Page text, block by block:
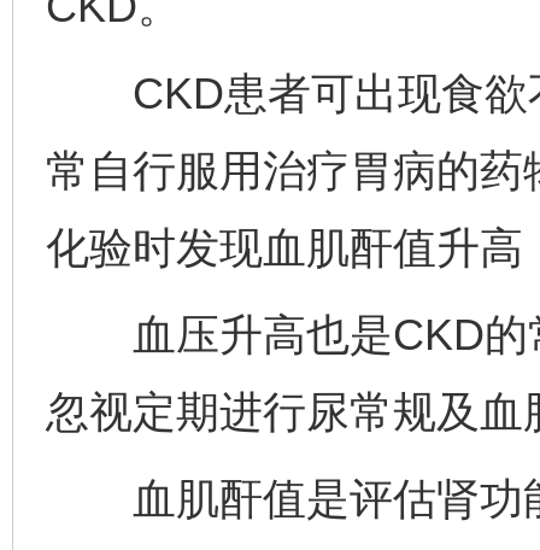
CKD患者可出现食欲
常自行服用治疗胃病的
化验时发现血肌酐值升
血压升高也是CKD的
忽视定期进行尿常规及
血肌酐值是评估肾功